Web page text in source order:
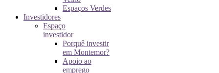
Espaços Verdes
Investidores
Espaço
investidor
Porquê investir
em Montemor?
Apoio ao
emprego